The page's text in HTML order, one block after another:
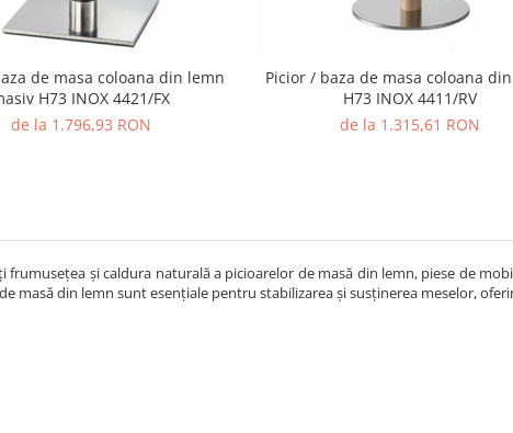
de masa coloana din lemn
H73 INOX 4421/FX
de la 1.796,93 RON
Picior / baza de masa coloana
H73 INOX 4411/RV
de la 1.315,61 RON
frumusețea și caldura naturală a picioarelor de masă din lemn, piese de
masă din lemn sunt esențiale pentru stabilizarea și susținerea meselor,